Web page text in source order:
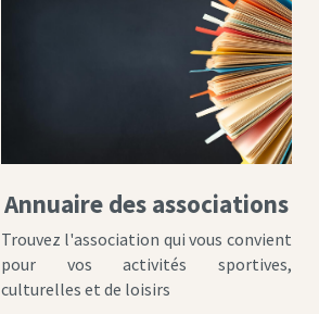
Annuaire des associations
Trouvez l'association qui vous convient
pour vos activités sportives,
culturelles et de loisirs